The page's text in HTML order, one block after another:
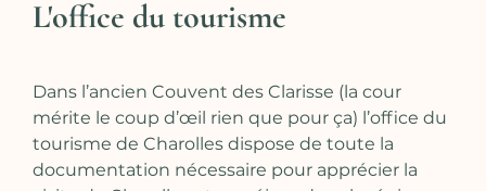
L'office du tourisme
Dans l’ancien Couvent des Clarisse (la cour
mérite le coup d’œil rien que pour ça) l’office du
tourisme de Charolles dispose de toute la
documentation nécessaire pour apprécier la